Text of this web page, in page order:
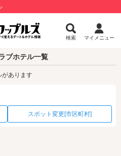
検索 マイメニュー
ブホテル一覧
があります
スポット変更[市区町村]